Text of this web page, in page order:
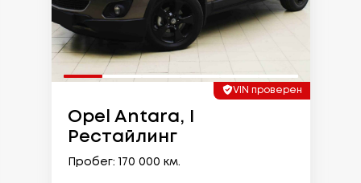
VIN проверен
Opel Antara, I
Рестайлинг
Пробег: 170 000 км.